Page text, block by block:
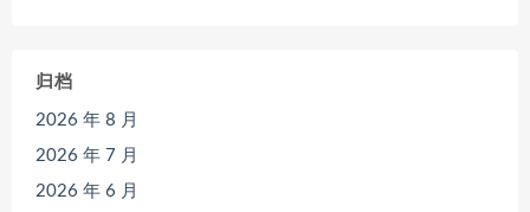
归档
2026 年 8 月
2026 年 7 月
2026 年 6 月